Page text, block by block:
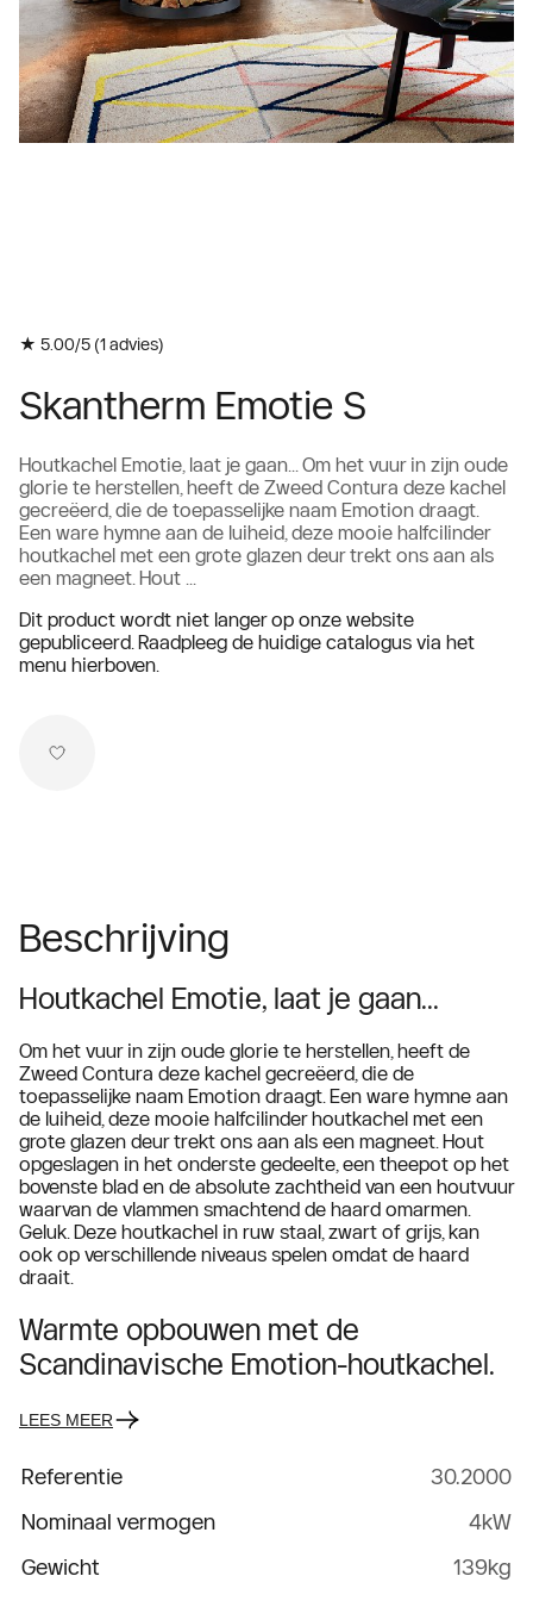
★ 5.00/5 (1advies)
Skantherm Emotie S
Houtkachel Emotie, laat je gaan... Om het vuur in zijn oude
glorie te herstellen, heeft de Zweed Contura deze kachel
gecreëerd, die de toepasselijke naam Emotion draagt.
Een ware hymne aan de luiheid, deze mooie halfcilinder
houtkachel met een grote glazen deur trekt ons aan als
een magneet. Hout ...
Dit product wordt niet langer op onze website
gepubliceerd. Raadpleeg de huidige catalogus via het
menu hierboven.
Beschrijving
Houtkachel Emotie, laat je gaan...
Om het vuur in zijn oude glorie te herstellen, heeft de
Zweed Contura deze kachel gecreëerd, die de
toepasselijke naam Emotion draagt. Een ware hymne aan
de luiheid, deze mooie halfcilinder houtkachel met een
grote glazen deur trekt ons aan als een magneet. Hout
opgeslagen in het onderste gedeelte, een theepot op het
bovenste blad en de absolute zachtheid van een houtvuur
waarvan de vlammen smachtend de haard omarmen.
Geluk. Deze houtkachel in ruw staal, zwart of grijs, kan
ook op verschillende niveaus spelen omdat de haard
draait.
Warmte opbouwen met de
Scandinavische Emotion-houtkachel.
LEES MEER
Referentie
30.2000
Nominaal vermogen
4kW
Gewicht
139kg